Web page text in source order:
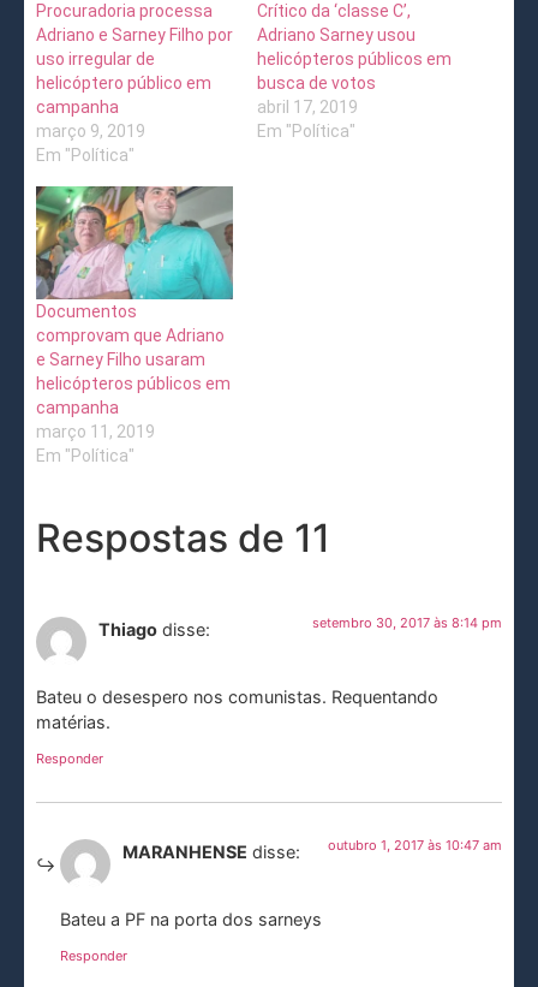
Procuradoria processa
Adriano e Sarney Filho por
uso irregular de
helicóptero público em
campanha
março 9, 2019
Em "Política"
Crítico da ‘classe C’,
Adriano Sarney usou
helicópteros públicos em
busca de votos
abril 17, 2019
Em "Política"
Documentos
comprovam que Adriano
e Sarney Filho usaram
helicópteros públicos em
campanha
março 11, 2019
Em "Política"
Respostas de 11
Thiago disse: setembro 30, 2017 às 8:14 pm
Bateu o desespero nos comunistas. Requentando
matérias.
Responder
MARANHENSE disse: outubro 1, 2017 às 10:47 am
Bateu a PF na porta dos sarneys
Responder